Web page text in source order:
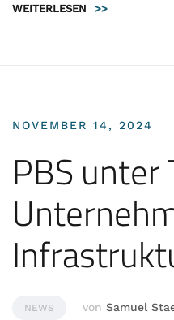
WEITERLESEN >>
NOVEMBER 14, 2024
PBS unter
NEWS von Samuel